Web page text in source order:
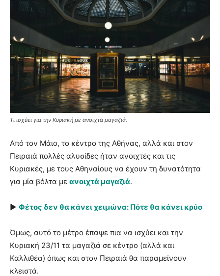
Τι ισχύει για την Κυριακή με ανοιχτά μαγαζιά.
Από τον Μάιο, το κέντρο της Αθήνας, αλλά και στον
Πειραιά πολλές αλυσίδες ήταν ανοιχτές και τις
Κυριακές, με τους Αθηναίους να έχουν τη δυνατότητα
για μία βόλτα με ανοιχτά μαγαζιά.
► Φέτος δεν θα κάνει χειμώνα: Πότε θα κάνει κρύο
Όμως, αυτό το μέτρο έπαψε πια να ισχύει και την
Κυριακή 23/11 τα μαγαζιά σε κέντρο (αλλά και
Καλλιθέα) όπως και στον Πειραιά θα παραμείνουν
κλειστά.